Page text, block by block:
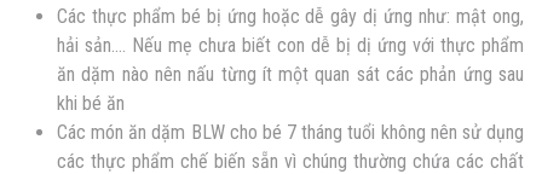
Các thực phẩm bé bị ứng hoặc dễ gây dị ứng như: mật ong,
hải sản…. Nếu mẹ chưa biết con dễ bị dị ứng với thực phẩm
ăn dặm nào nên nấu từng ít một quan sát các phản ứng sau
khi bé ăn
Các món ăn dặm BLW cho bé 7 tháng tuổi không nên sử dụng
các thực phẩm chế biến sẵn vì chúng thường chứa các chất